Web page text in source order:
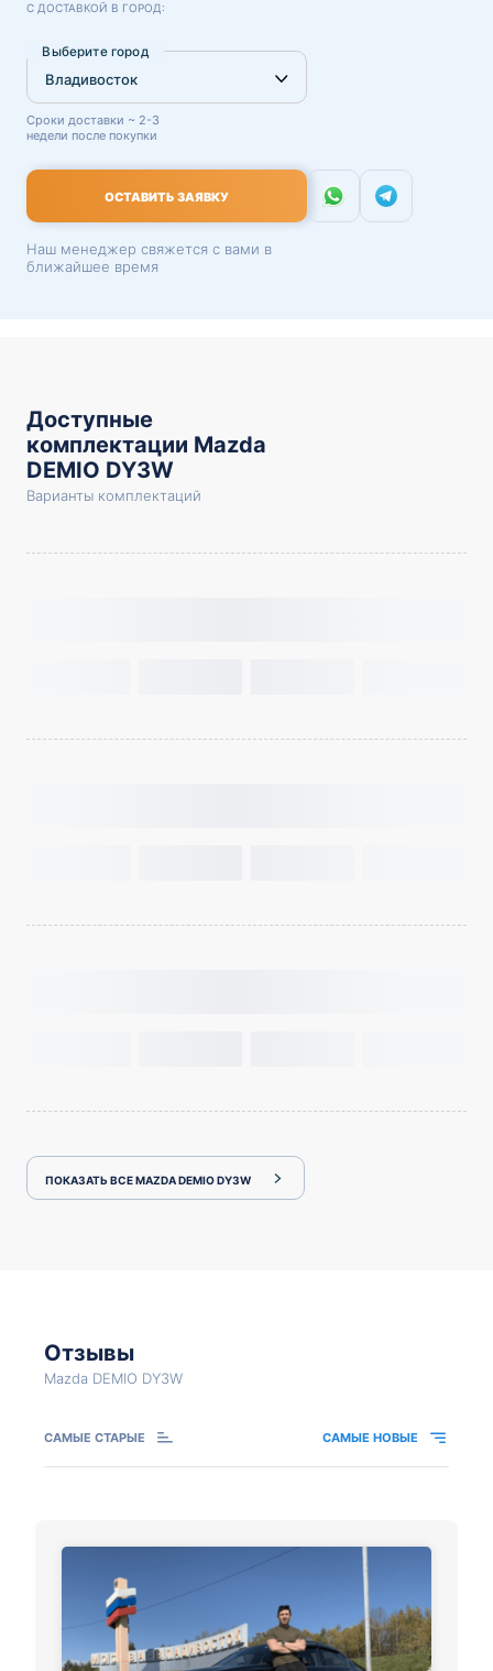
С ДОСТАВКОЙ В ГОРОД:
Выберите город
Сроки доставки ~ 2-3
недели после покупки
ОСТАВИТЬ ЗАЯВКУ
Наш менеджер свяжется с вами в
ближайшее время
Доступные
комплектации Mazda
DEMIO DY3W
Варианты комплектаций
ПОКАЗАТЬ ВСЕ MAZDA DEMIO DY3W
Отзывы
Mazda DEMIO DY3W
САМЫЕ СТАРЫЕ САМЫЕ НОВЫЕ